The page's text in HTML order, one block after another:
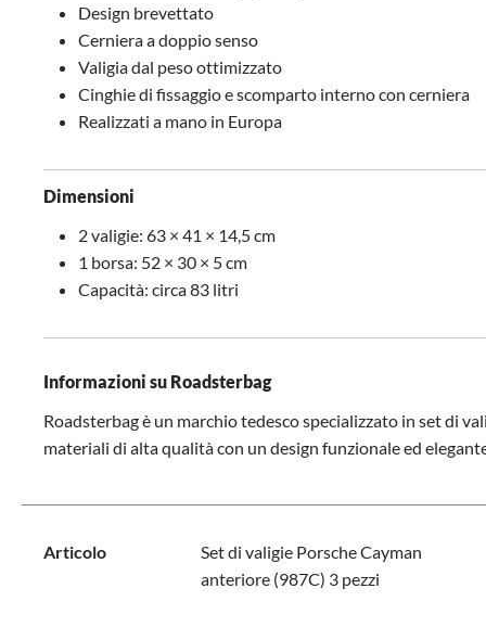
Design brevettato
Cerniera a doppio senso
Valigia dal peso ottimizzato
Cinghie di fissaggio e scomparto interno con cerniera
Realizzati a mano in Europa
Dimensioni
2 valigie: 63 × 41 × 14,5 cm
1 borsa: 52 × 30 × 5 cm
Capacità: circa 83 litri
Informazioni su Roadsterbag
Roadsterbag è un marchio tedesco specializzato in set di
materiali di alta qualità con un design funzionale ed
Articolo
Set di valigie Porsche Cayman
anteriore (987C) 3 pezzi